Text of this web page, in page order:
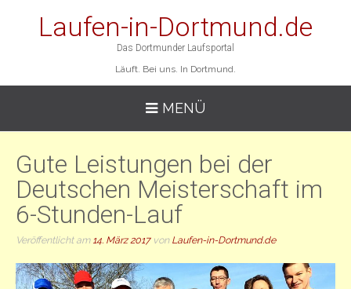
Laufen-in-Dortmund.de
Das Dortmunder Laufsportal
Läuft. Bei uns. In Dortmund.
MENÜ
Gute Leistungen bei der
Deutschen Meisterschaft im
6-Stunden-Lauf
Veröffentlicht am 14. März 2017von Laufen-in-Dortmund.de